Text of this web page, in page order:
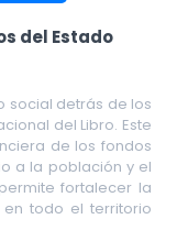
del Estado
social detrás de los
del Libro. Este
de los fondos
a la población y el
fortalecer la
todo el territorio